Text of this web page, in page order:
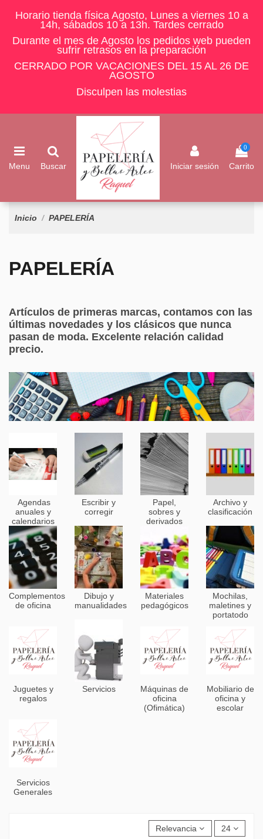
Horario tienda física Agosto, Lunes a viernes 10 a
14h, sábados 10 a 13h. Tardes cerrado
Durante el mes de Agosto los pedidos web pueden
sufrir retrasos en la preparación
CERRADO POR VACACIONES DEL 15 AL 26 DE
AGOSTO
Disculpen las molestias
Menu Buscar Iniciar sesión
0
Carrito
Inicio PAPELERÍA
PAPELERÍA
Artículos de primeras marcas, contamos con las
últimas novedades y los clásicos que nunca
pasan de moda. Excelente relación calidad
precio.
Agendas
anuales y
calendarios
Escribir y
corregir
Papel,
sobres y
derivados
Archivo y
clasificación
Complementos
de oficina
Dibujo y
manualidades
Materiales
pedagógicos
Mochilas,
maletines y
portatodo
Juguetes y
regalos
Servicios
Máquinas de
oficina
(Ofimática)
Mobiliario de
oficina y
escolar
Servicios
Generales
Relevancia 24